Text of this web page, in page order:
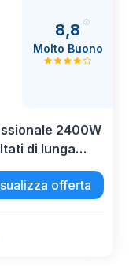
8,8
Molto Buono
2400W
di lunga
ionica, Anti
offerta